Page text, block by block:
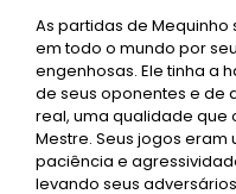
As partidas de
em todo o mundo por
engenhosas. Ele tinha a
de seus oponentes e de
real, uma qualidade que
Mestre. Seus jogos
paciência e
levando seus